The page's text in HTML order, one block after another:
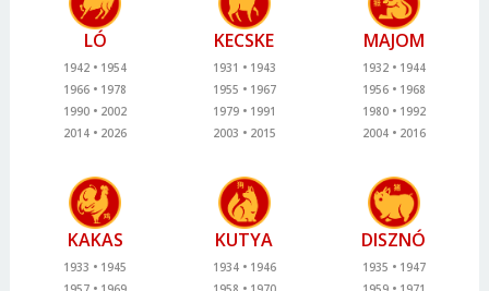
LÓ
1942
1954
1966
1978
1990
2002
2014
2026
KECSKE
1931
1943
1955
1967
1979
1991
2003
2015
MAJOM
1932
1944
1956
1968
1980
1992
2004
2016
KAKAS
1933
1945
KUTYA
1934
1946
DISZNÓ
1935
1947